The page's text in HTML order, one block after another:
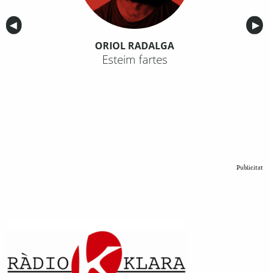
Anterior
◀︎ ▶︎
ORIOL RADALGA
Esteim fartes
Publicitat